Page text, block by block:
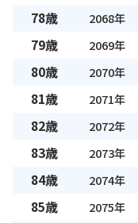
78歳 2068年
79歳 2069年
80歳 2070年
81歳 2071年
82歳 2072年
83歳 2073年
84歳 2074年
85歳 2075年